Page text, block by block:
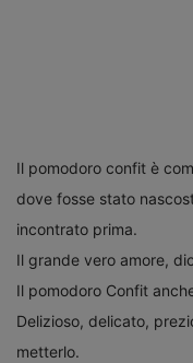
Il pomodoro confit è c
dove fosse stato
incontrato prima.
Il grande vero amore,
Il pomodoro Confit
Delizioso, delicato,
metterlo.